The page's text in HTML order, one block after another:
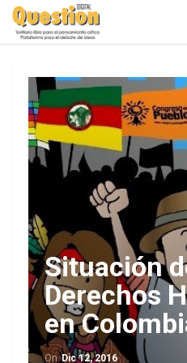
Situación
Derechos
en
OnDic 12, 2016